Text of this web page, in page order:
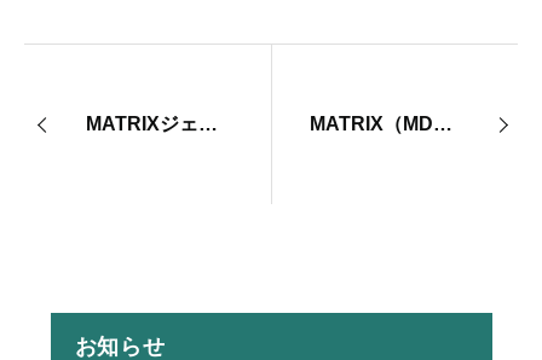
MATRIXジェル状アルミパウチ個包装化のお知らせ MATRIX（MDα）リニューアルについて
お知らせ